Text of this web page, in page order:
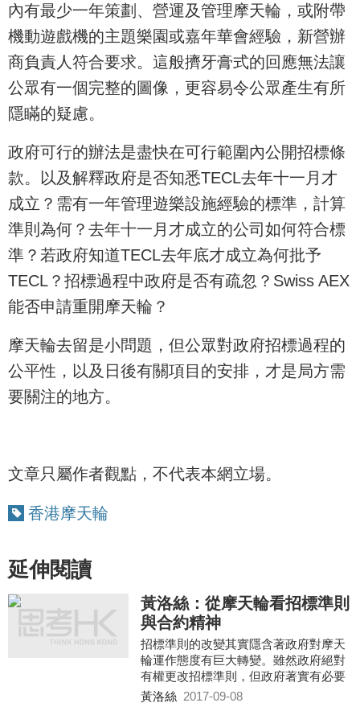
內有最少一年策劃、營運及管理摩天輪，或附帶
機動遊戲機的主題樂園或嘉年華會經驗，新營辦
商負責人符合要求。這般擠牙膏式的回應無法讓
公眾有一個完整的圖像，更容易令公眾產生有所
隱瞞的疑慮。
政府可行的辦法是盡快在可行範圍內公開招標條
款。以及解釋政府是否知悉TECL去年十一月才
成立？需有一年管理遊樂設施經驗的標準，計算
準則為何？去年十一月才成立的公司如何符合標
準？若政府知道TECL去年底才成立為何批予
TECL？招標過程中政府是否有疏忽？Swiss AEX
能否申請重開摩天輪？
摩天輪去留是小問題，但公眾對政府招標過程的
公平性，以及日後有關項目的安排，才是局方需
要關注的地方。
文章只屬作者觀點，不代表本網立場。
香港摩天輪
延伸閱讀
黃洛絲：從摩天輪看招標準則
與合約精神
招標準則的改變其實隱含著政府對摩天
輪運作態度有巨大轉變。雖然政府絕對
有權更改招標準則，但政府著實有必要
向公眾及營運商合解釋，不能得過且
黃洛絲 2017-09-08